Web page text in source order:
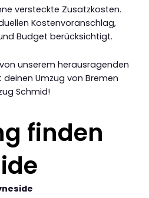
versteckte Zusatzkosten.
Kostenvoranschlag,
Budget berücksichtigt.
unserem herausragenden
Umzug von Bremen
Schmid!
finden